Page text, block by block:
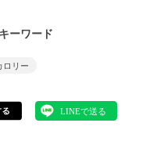
ーワード
ロリー